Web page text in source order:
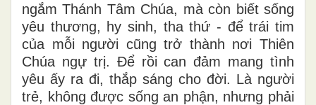
ngắm Thánh Tâm Chúa, mà còn biết sống
yêu thương, hy sinh, tha thứ - để trái tim
của mỗi người cũng trở thành nơi Thiên
Chúa ngự trị. Để rồi can đảm mang tình
yêu ấy ra đi, thắp sáng cho đời. Là người
trẻ, không được sống an phận, nhưng phải